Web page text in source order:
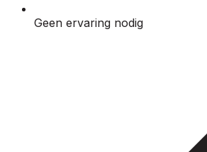
Geen ervaring nodig